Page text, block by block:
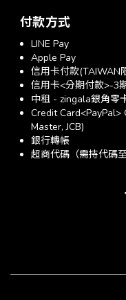
付款方式
LINE Pay
Apple Pay
信用卡付款(TAIWAN
信用卡<分期付款>-3
中租 - zingala銀角零
Credit
Master, JCB)
銀行轉帳
超商代碼（需持代碼